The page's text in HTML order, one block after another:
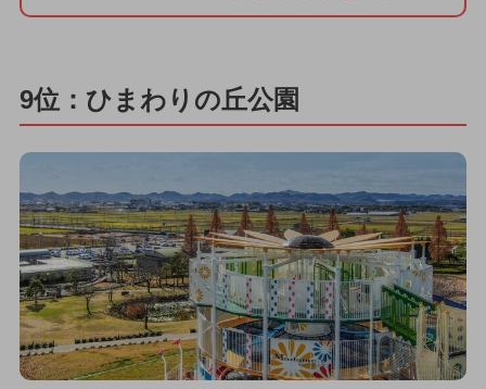
9位：ひまわりの丘公園